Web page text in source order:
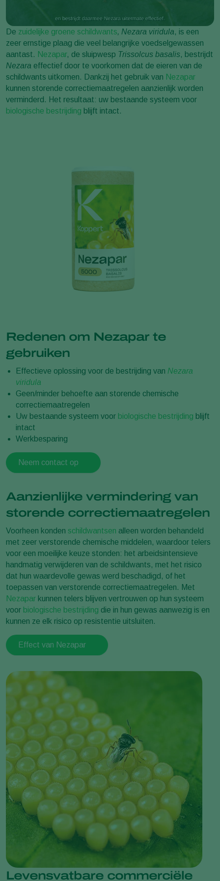
De zuidelijke groene schildwants, Nezara viridula, is een
zeer ernstige plaag die veel belangrijke voedselgewassen
aantast. Nezapar, de sluipwesp Trissolcus basalis, bestrijdt
Nezara effectief door te voorkomen dat de eieren van de
schildwants uitkomen. Dankzij het gebruik van Nezapar
kunnen storende correctiemaatregelen aanzienlijk worden
verminderd. Het resultaat: uw bestaande systeem voor
biologische bestrijding blijft intact.
Redenen om Nezapar te
gebruiken
Effectieve oplossing voor de bestrijding van Nezara
viridula
Geen/minder behoefte aan storende chemische
correctiemaatregelen
Uw bestaande systeem voor biologische bestrijding blijft
intact
Werkbesparing
Neem contact op
Aanzienlijke vermindering van
storende correctiemaatregelen
Voorheen konden schildwantsen alleen worden behandeld
met zeer verstorende chemische middelen, waardoor telers
voor een moeilijke keuze stonden: het arbeidsintensieve
handmatig verwijderen van de schildwants, met het risico
dat hun waardevolle gewas werd beschadigd, of het
toepassen van verstorende correctiemaatregelen. Met
Nezapar kunnen telers blijven vertrouwen op hun systeem
voor biologische bestrijding die in hun gewas aanwezig is en
kunnen ze elk risico op resistentie uitsluiten.
Effect van Nezapar
Levensvatbare commerciële